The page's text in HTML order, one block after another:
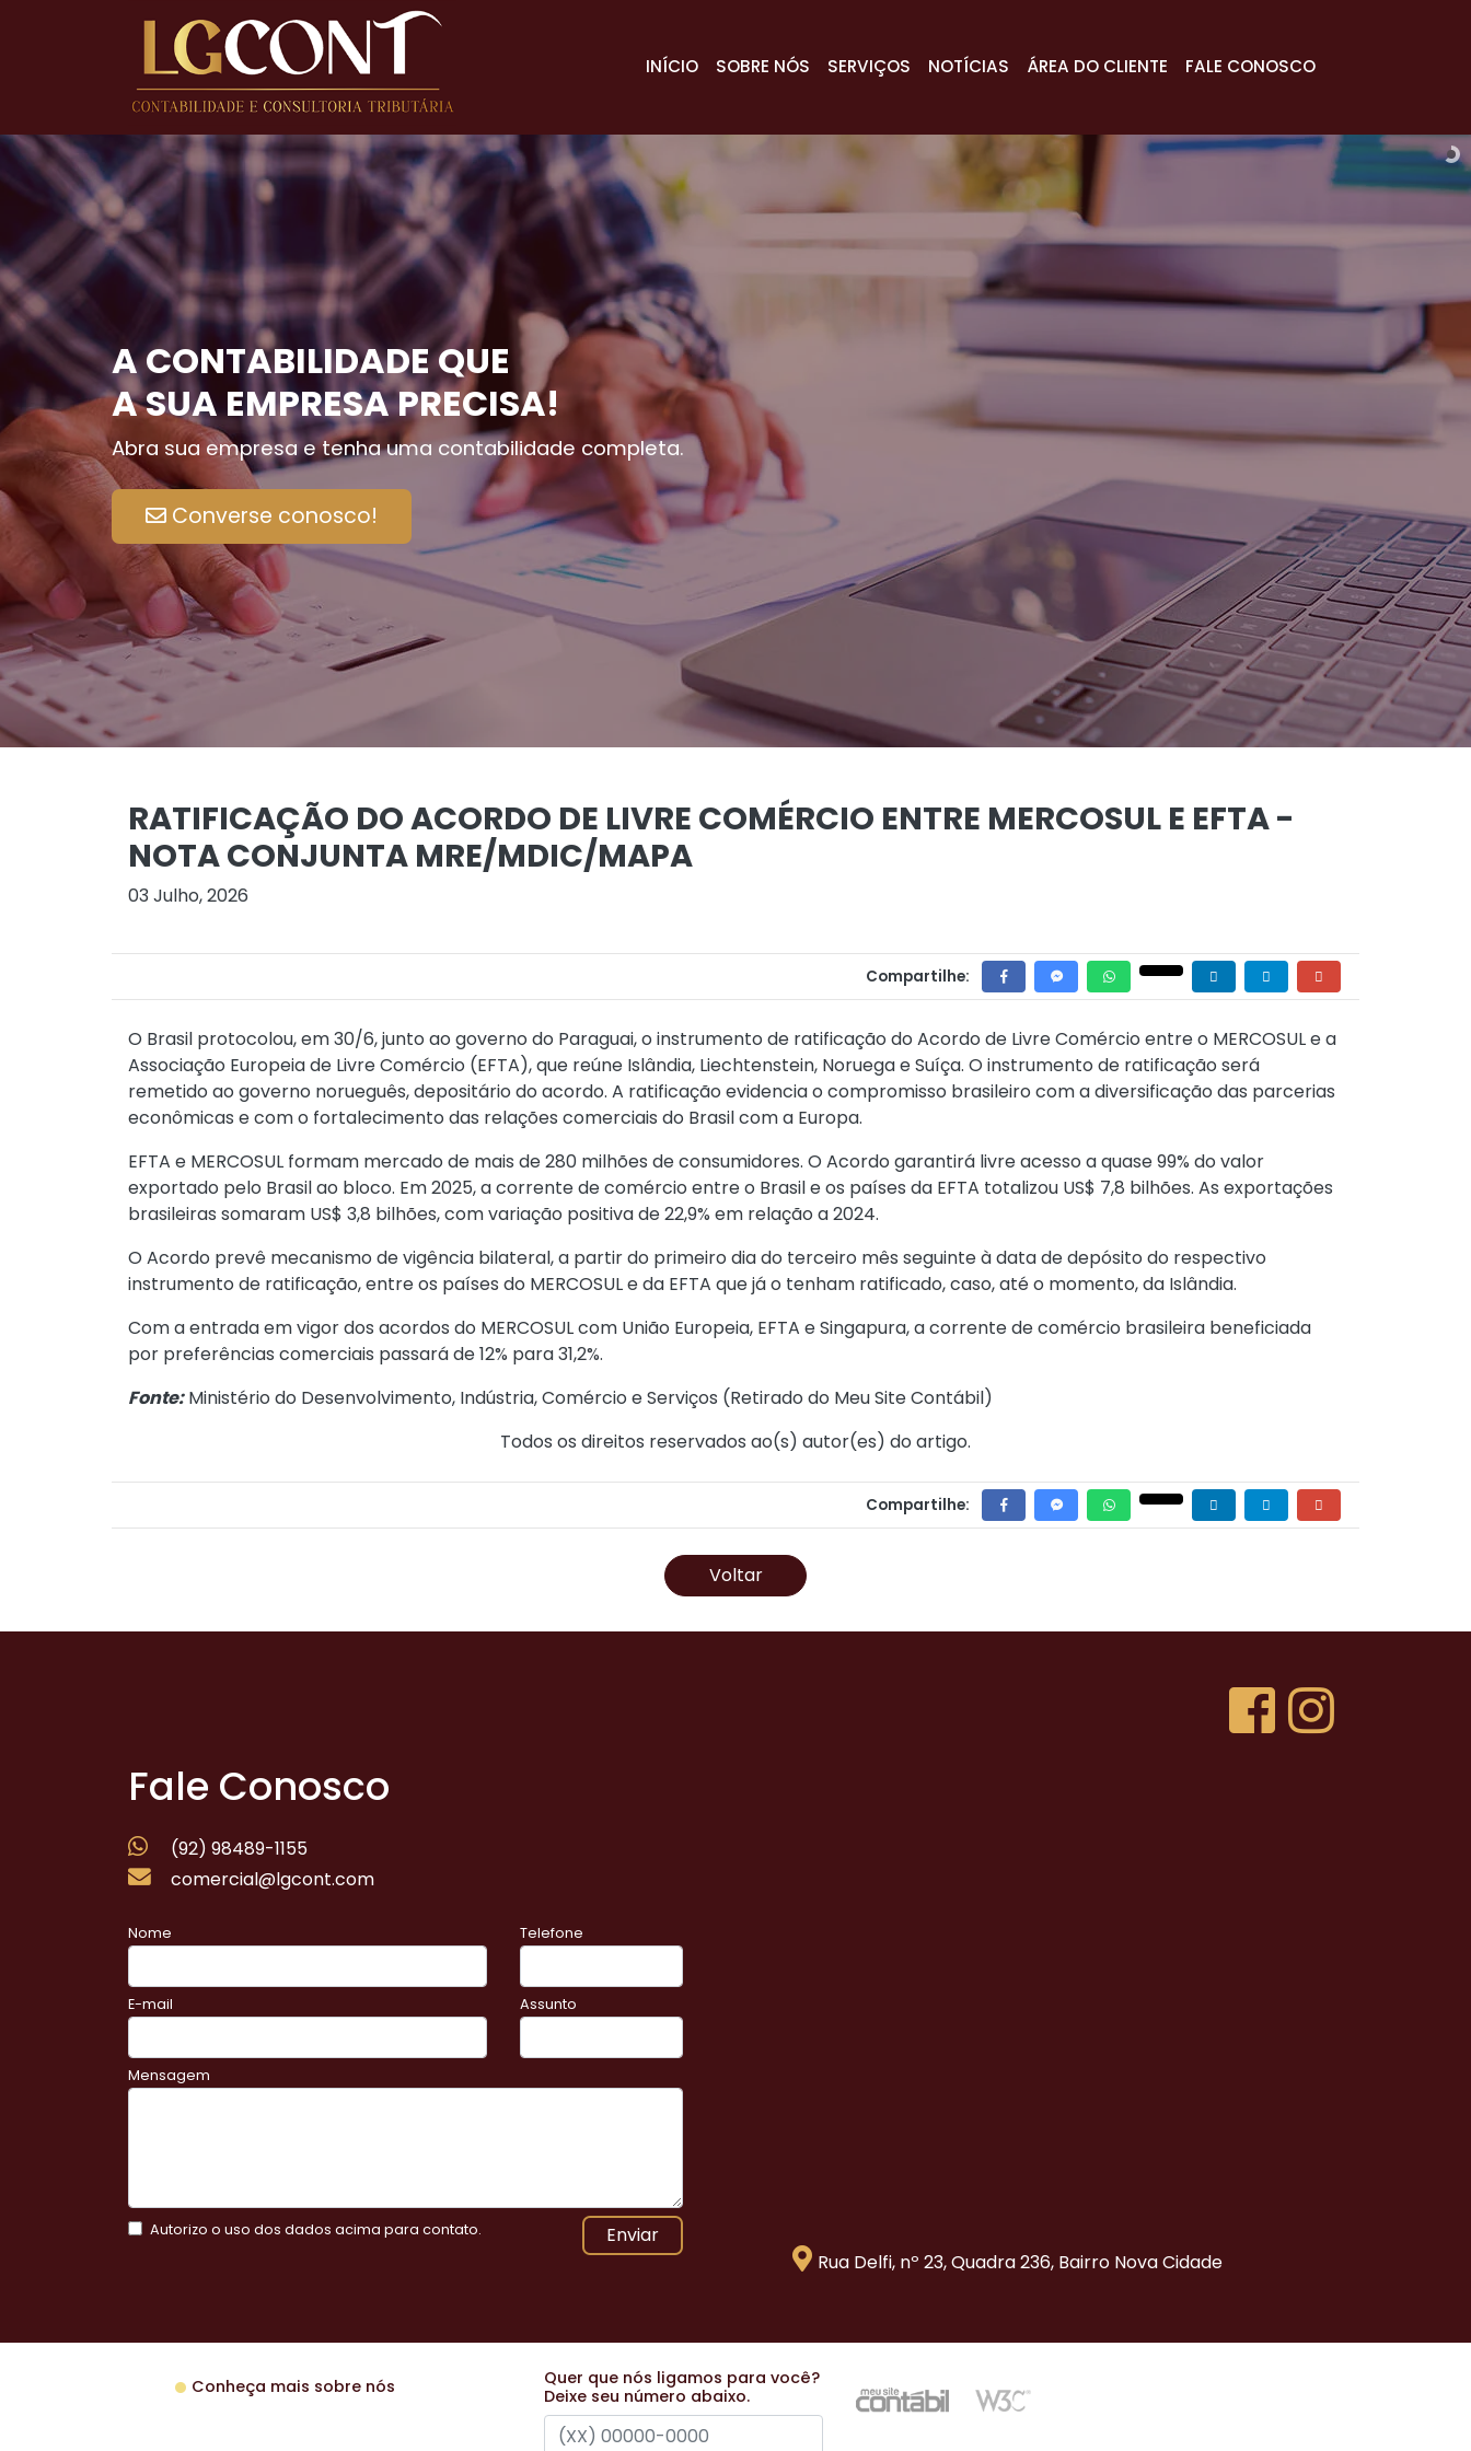
INÍCIO SOBRE NÓS SERVIÇOS NOTÍCIAS ÁREA DO CLIENTE FALE CONOSCO
A CONTABILIDADE QUE
A SUA EMPRESA PRECISA!
Abra sua empresa e tenha uma contabilidade completa.
Converse conosco!
RATIFICAÇÃO DO ACORDO DE LIVRE COMÉRCIO ENTRE MERCOSUL E EFTA -
NOTA CONJUNTA MRE/MDIC/MAPA
03 Julho, 2026
Compartilhe:
O Brasil protocolou, em 30/6, junto ao governo do Paraguai, o instrumento de ratificação do Acordo de Livre Comércio entre o MERCOSUL e a
Associação Europeia de Livre Comércio (EFTA), que reúne Islândia, Liechtenstein, Noruega e Suíça. O instrumento de ratificação será
remetido ao governo norueguês, depositário do acordo. A ratificação evidencia o compromisso brasileiro com a diversificação das parcerias
econômicas e com o fortalecimento das relações comerciais do Brasil com a Europa.
EFTA e MERCOSUL formam mercado de mais de 280 milhões de consumidores. O Acordo garantirá livre acesso a quase 99% do valor
exportado pelo Brasil ao bloco. Em 2025, a corrente de comércio entre o Brasil e os países da EFTA totalizou US$ 7,8 bilhões. As exportações
brasileiras somaram US$ 3,8 bilhões, com variação positiva de 22,9% em relação a 2024.
O Acordo prevê mecanismo de vigência bilateral, a partir do primeiro dia do terceiro mês seguinte à data de depósito do respectivo
instrumento de ratificação, entre os países do MERCOSUL e da EFTA que já o tenham ratificado, caso, até o momento, da Islândia.
Com a entrada em vigor dos acordos do MERCOSUL com União Europeia, EFTA e Singapura, a corrente de comércio brasileira beneficiada
por preferências comerciais passará de 12% para 31,2%.
Fonte:Ministério do Desenvolvimento, Indústria, Comércio e Serviços (Retirado do Meu Site Contábil)
Todos os direitos reservados ao(s) autor(es) do artigo.
Compartilhe:
Voltar
Fale Conosco
(92) 98489-1155
comercial@lgcont.com
Nome Telefone
E-mail Assunto
Mensagem
Autorizo o uso dos dados acima para contato.
Enviar
Rua Delfi, nº 23, Quadra 236, Bairro Nova Cidade
Conheça mais sobre nós
Quer que nós ligamos para você?
Deixe seu número abaixo.